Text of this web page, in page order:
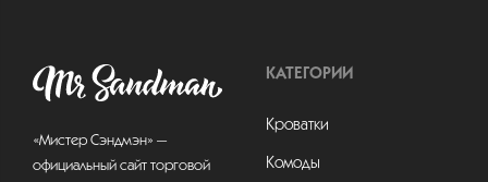
«Мистер Сэндмэн» —
официальный сайт торговой
КАТЕГОРИИ
Кроватки
Комоды